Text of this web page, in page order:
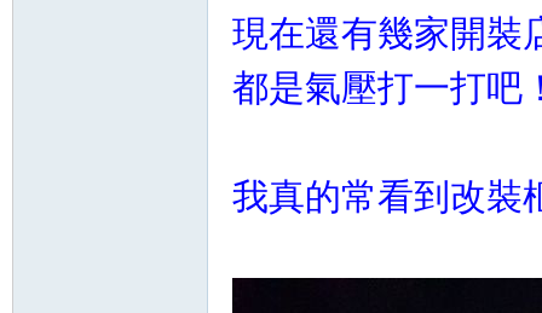
現在還有幾家開裝
都是氣壓打一打吧
我真的常看到改裝